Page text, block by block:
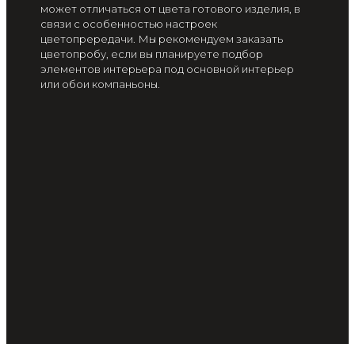
может отличаться от цвета готового изделия, в
связи с особенностью настроек
цветопрередачи. Мы рекомендуем заказать
цветопробу, если вы планируете подбор
элементов интерьера под основной интерьер
или обои компаньоны.